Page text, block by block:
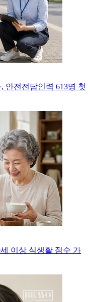
안전전담인력 613명 첫
이상 식생활 점수 가